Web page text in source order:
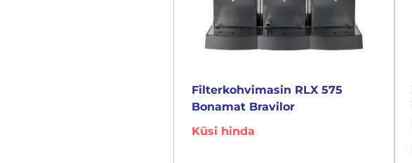
Filterkohvimasin RLX 575
Bonamat Bravilor
Küsi hinda